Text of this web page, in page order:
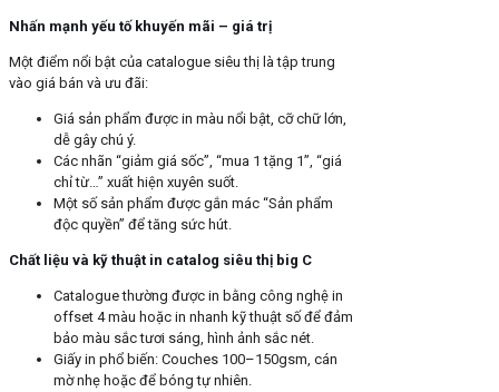
Nhấn mạnh yếu tố khuyến mãi – giá trị
Một điểm nổi bật của catalogue siêu thị là tập trung
vào giá bán và ưu đãi:
Giá sản phẩm được in màu nổi bật, cỡ chữ lớn,
dễ gây chú ý.
Các nhãn “giảm giá sốc”, “mua 1 tặng 1”, “giá
chỉ từ…” xuất hiện xuyên suốt.
Một số sản phẩm được gắn mác “Sản phẩm
độc quyền” để tăng sức hút.
Chất liệu và kỹ thuật in catalog siêu thị big C
Catalogue thường được in bằng công nghệ in
offset 4 màu hoặc in nhanh kỹ thuật số để đảm
bảo màu sắc tươi sáng, hình ảnh sắc nét.
Giấy in phổ biến: Couches 100–150gsm, cán
mờ nhẹ hoặc để bóng tự nhiên.